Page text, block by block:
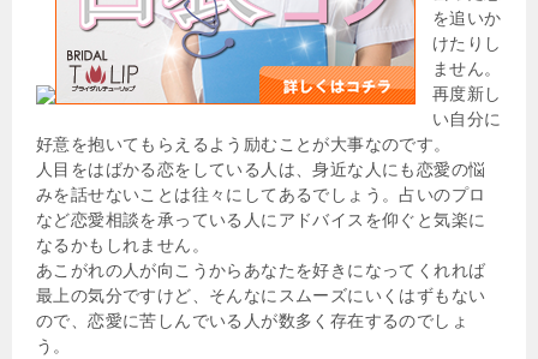
を追いか
けたりし
ません。
再度新し
い自分に
好意を抱いてもらえるよう励むことが大事なのです。
人目をはばかる恋をしている人は、身近な人にも恋愛の悩
みを話せないことは往々にしてあるでしょう。占いのプロ
など恋愛相談を承っている人にアドバイスを仰ぐと気楽に
なるかもしれません。
あこがれの人が向こうからあなたを好きになってくれれば
最上の気分ですけど、そんなにスムーズにいくはずもない
ので、恋愛に苦しんでいる人が数多く存在するのでしょ
う。